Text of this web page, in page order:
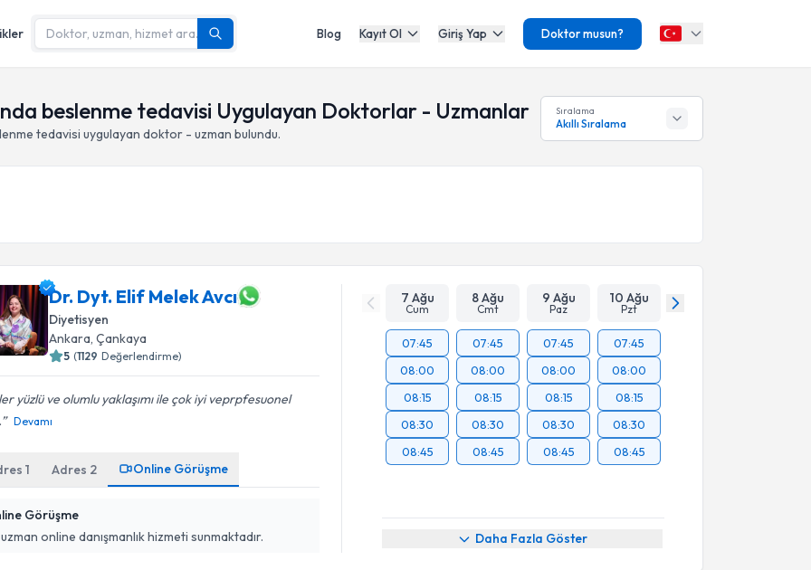
Blog Kayıt Ol Giriş Yap Doktor musun?
beslenme tedavisi Uygulayan Doktorlar - Uzmanlar
tedavisi uygulayan doktor - uzman bulundu.
Sıralama
Akıllı Sıralama
Dr. Dyt. Elif Melek Avcı
Diyetisyen
Ankara,Çankaya
5 (1129 Değerlendirme)
yüzlü ve olumlu yaklaşımı ile çok iyi veprpfesuonel
Devamı
1 Adres 2 Online Görüşme
Görüşme
online danışmanlık hizmeti sunmaktadır.
7 Ağu
Cum
8 Ağu
Cmt
9 Ağu
Paz
10 Ağu
Pzt
07:45
08:00
08:15
08:30
08:45
07:45
08:00
08:15
08:30
08:45
07:45
08:00
08:15
08:30
08:45
07:45
08:00
08:15
08:30
08:45
Daha Fazla Göster